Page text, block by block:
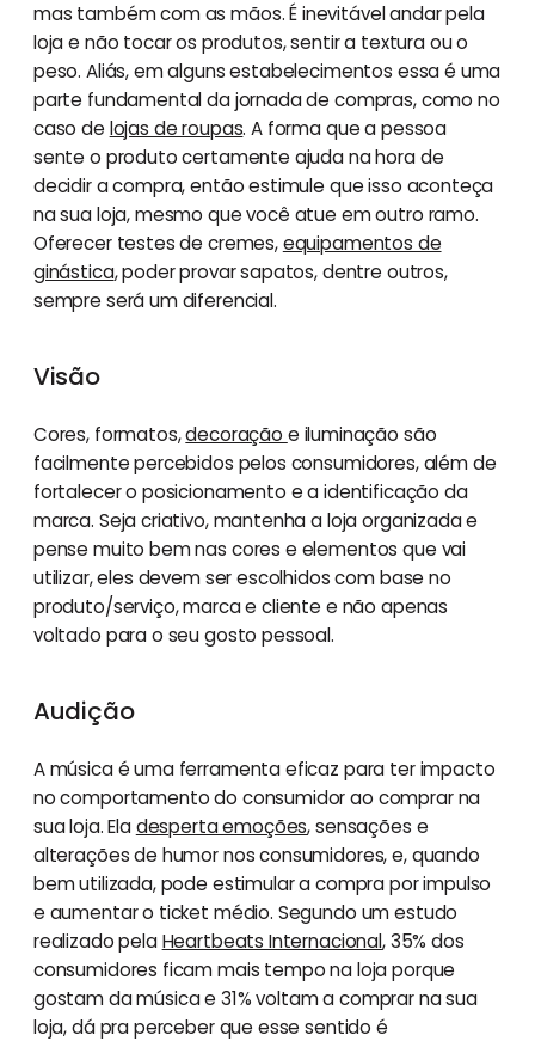
mas também com as mãos. É inevitável andar pela
loja e não tocar os produtos, sentir a textura ou o
peso. Aliás, em alguns estabelecimentos essa é uma
parte fundamental da jornada de compras, como no
caso de lojas de roupas. A forma que a pessoa
sente o produto certamente ajuda na hora de
decidir a compra, então estimule que isso aconteça
na sua loja, mesmo que você atue em outro ramo.
Oferecer testes de cremes,equipamentos de
ginástica, poder provar sapatos, dentre outros,
sempre será um diferencial.
Visão
Cores, formatos,decoração e iluminação são
facilmente percebidos pelos consumidores, além de
fortalecer o posicionamento e a identificação da
marca. Seja criativo, mantenha a loja organizada e
pense muito bem nas cores e elementos que vai
utilizar, eles devem ser escolhidos com base no
produto/serviço, marca e cliente e não apenas
voltado para o seu gosto pessoal.
Audição
A música é uma ferramenta eficaz para ter impacto
no comportamento do consumidor ao comprar na
sua loja. Eladesperta emoções, sensações e
alterações de humor nos consumidores, e, quando
bem utilizada, pode estimular a compra por impulso
e aumentar o ticket médio. Segundo um estudo
realizado pelaHeartbeats Internacional, 35% dos
consumidores ficam mais tempo na loja porque
gostam da música e 31% voltam a comprar na sua
loja, dá pra perceber que esse sentido é